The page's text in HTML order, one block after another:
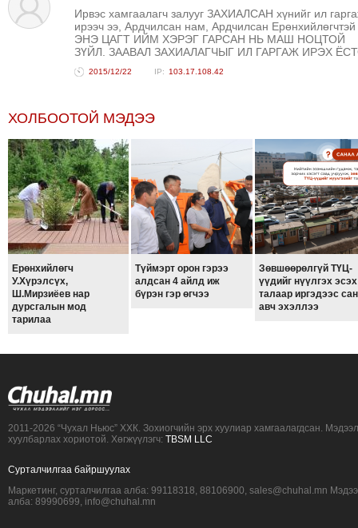
Ирвэс хамгаалагч залууг ЗАХИАЛСАН хүнийг ил
ирээч ээ, Ардчилсан нам, Ардчилсан Ерөнхийлөгчтэй
ЭНЭ ЦАГТ ИЙМ ХЭРЭГ ГАРСАН НЬ МАШ НОЦТОЙ
ЗҮЙЛ. ЗААВАЛ ЗАХИАЛАГЧЫГ ИЛ ГАРГАЖ ИРЭХ
2015/12/22 103.17.108.42
ХОЛБООТОЙ МЭДЭЭ
Ерөнхийлөгч
У.Хүрэлсүх,
Ш.Мирзиёев нар
дурсгалын мод
тарилаа
Түймэрт орон гэрээ
алдсан 4 айлд иж
бүрэн гэр өгчээ
Зөвшөөрөлгүй ТҮЦ-
үүдийг нүүлгэх эсэх
талаар иргэдээс
авч эхэллээ
2011-2026 “Чухал Ньюс” ХХК. Зохиогчийн эрх хуулиар хамгаалагдсан.
хуулбарлах хориотой. Хөгжүүлэгч: TBSM LLC
Сурталчилгаа байршуулах
Маркетинг, сурталчилгаа алба: 99118318, 88106900, sales@chuhal.mn
алба: 89990699, info@chuhal.mn